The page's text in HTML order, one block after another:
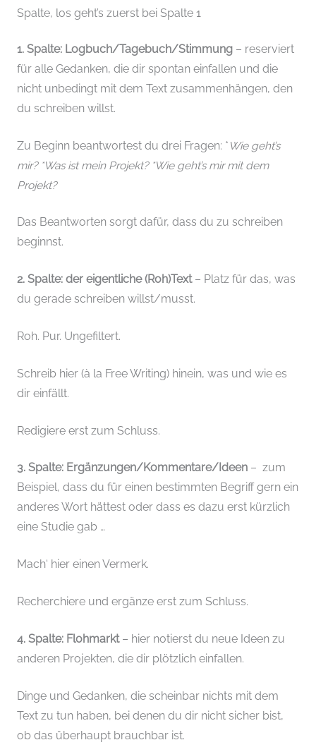
Spalte, los geht’s zuerst bei Spalte 1
1. Spalte: Logbuch/Tagebuch/Stimmung– reserviert
für alle Gedanken, die dir spontan einfallen und die
nicht unbedingt mit dem Text zusammenhängen, den
du schreiben willst.
Zu Beginn beantwortest du drei Fragen: * Wie geht’s
mir? *Was ist mein Projekt? *Wie geht’s mir mit dem
Projekt?
Das Beantworten sorgt dafür, dass du zu schreiben
beginnst.
2. Spalte: der eigentliche (Roh)Text – Platz für das, was
du gerade schreiben willst/musst.
Roh. Pur. Ungefiltert.
Schreib hier (à la Free Writing) hinein, was und wie es
dir einfällt.
Redigiere erst zum Schluss.
3. Spalte: Ergänzungen/Kommentare/Ideen – zum
Beispiel, dass du für einen bestimmten Begriff gern ein
anderes Wort hättest oder dass es dazu erst kürzlich
eine Studie gab …
Mach‘ hier einen Vermerk.
Recherchiere und ergänze erst zum Schluss.
4. Spalte: Flohmarkt – hier notierst du neue Ideen zu
anderen Projekten, die dir plötzlich einfallen.
Dinge und Gedanken, die scheinbar nichts mit dem
Text zu tun haben, bei denen du dir nicht sicher bist,
ob das überhaupt brauchbar ist.